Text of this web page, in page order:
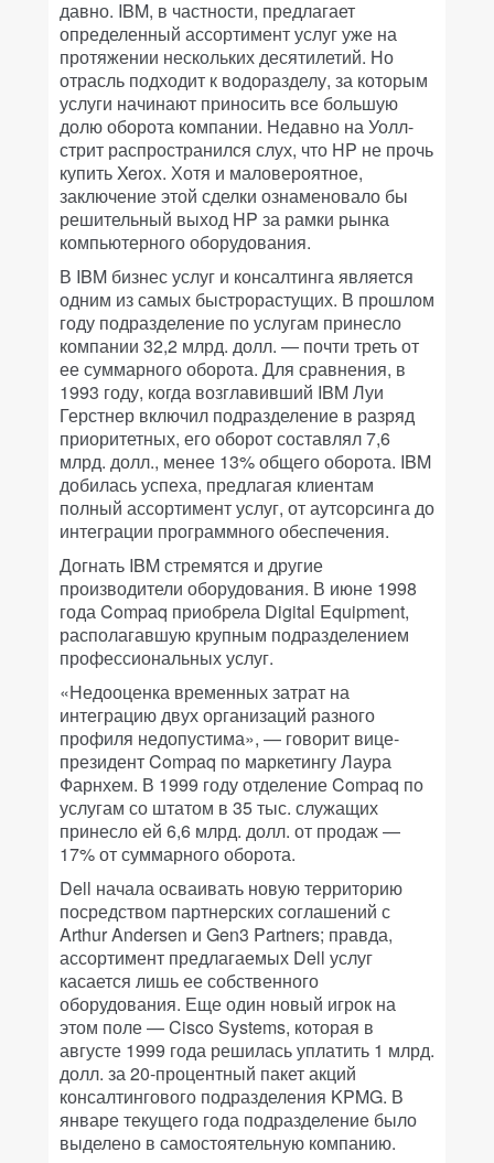
давно. IBM, в частности, предлагает
определенный ассортимент услуг уже на
протяжении нескольких десятилетий. Но
отрасль подходит к водоразделу, за которым
услуги начинают приносить все большую
долю оборота компании. Недавно на Уолл-
стрит распространился слух, что HP не прочь
купить Xerox. Хотя и маловероятное,
заключение этой сделки ознаменовало бы
решительный выход HP за рамки рынка
компьютерного оборудования.
В IBM бизнес услуг и консалтинга является
одним из самых быстрорастущих. В прошлом
году подразделение по услугам принесло
компании 32,2 млрд. долл. — почти треть от
ее суммарного оборота. Для сравнения, в
1993 году, когда возглавивший IBM Луи
Герстнер включил подразделение в разряд
приоритетных, его оборот составлял 7,6
млрд. долл., менее 13% общего оборота. IBM
добилась успеха, предлагая клиентам
полный ассортимент услуг, от аутсорсинга до
интеграции программного обеспечения.
Догнать IBM стремятся и другие
производители оборудования. В июне 1998
года Compaq приобрела Digital Equipment,
располагавшую крупным подразделением
профессиональных услуг.
«Недооценка временных затрат на
интеграцию двух организаций разного
профиля недопустима», — говорит вице-
президент Compaq по маркетингу Лаура
Фарнхем. В 1999 году отделение Compaq по
услугам со штатом в 35 тыс. служащих
принесло ей 6,6 млрд. долл. от продаж —
17% от суммарного оборота.
Dell начала осваивать новую территорию
посредством партнерских соглашений с
Arthur Andersen и Gen3 Partners; правда,
ассортимент предлагаемых Dell услуг
касается лишь ее собственного
оборудования. Еще один новый игрок на
этом поле — Cisco Systems, которая в
августе 1999 года решилась уплатить 1 млрд.
долл. за 20-процентный пакет акций
консалтингового подразделения KPMG. В
январе текущего года подразделение было
выделено в самостоятельную компанию.